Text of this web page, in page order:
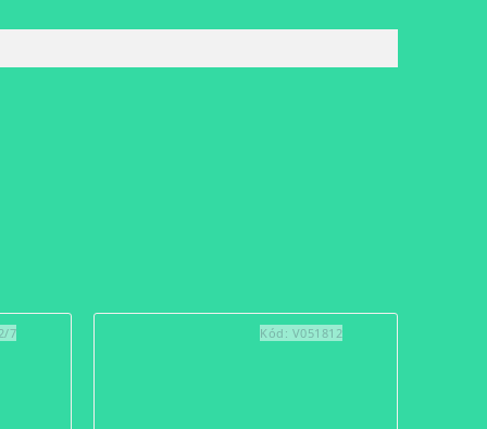
7 Kód: V051812